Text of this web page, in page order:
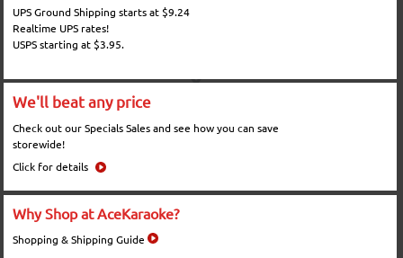
UPS Ground Shipping starts at $9.24
Realtime UPS rates!
USPS starting at $3.95.
We'll beat any price
Check out our Specials Sales and see how you can save
storewide!
Click for details
Why Shop at AceKaraoke?
Shopping & Shipping Guide